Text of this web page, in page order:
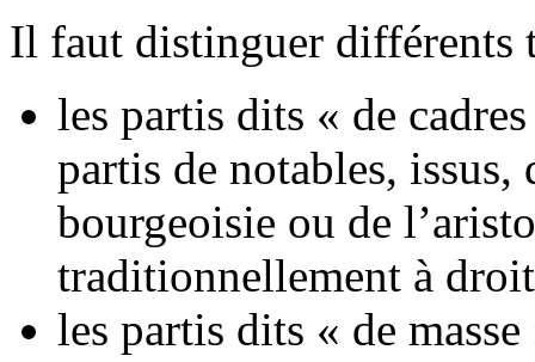
Il faut distinguer différents
les partis dits « de
partis de notables, issus,
bourgeoisie ou de
traditionnellement à
les partis dits « de